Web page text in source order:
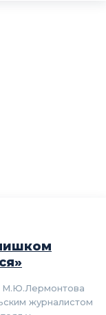
М.Ю.Лермонтова
журналистом